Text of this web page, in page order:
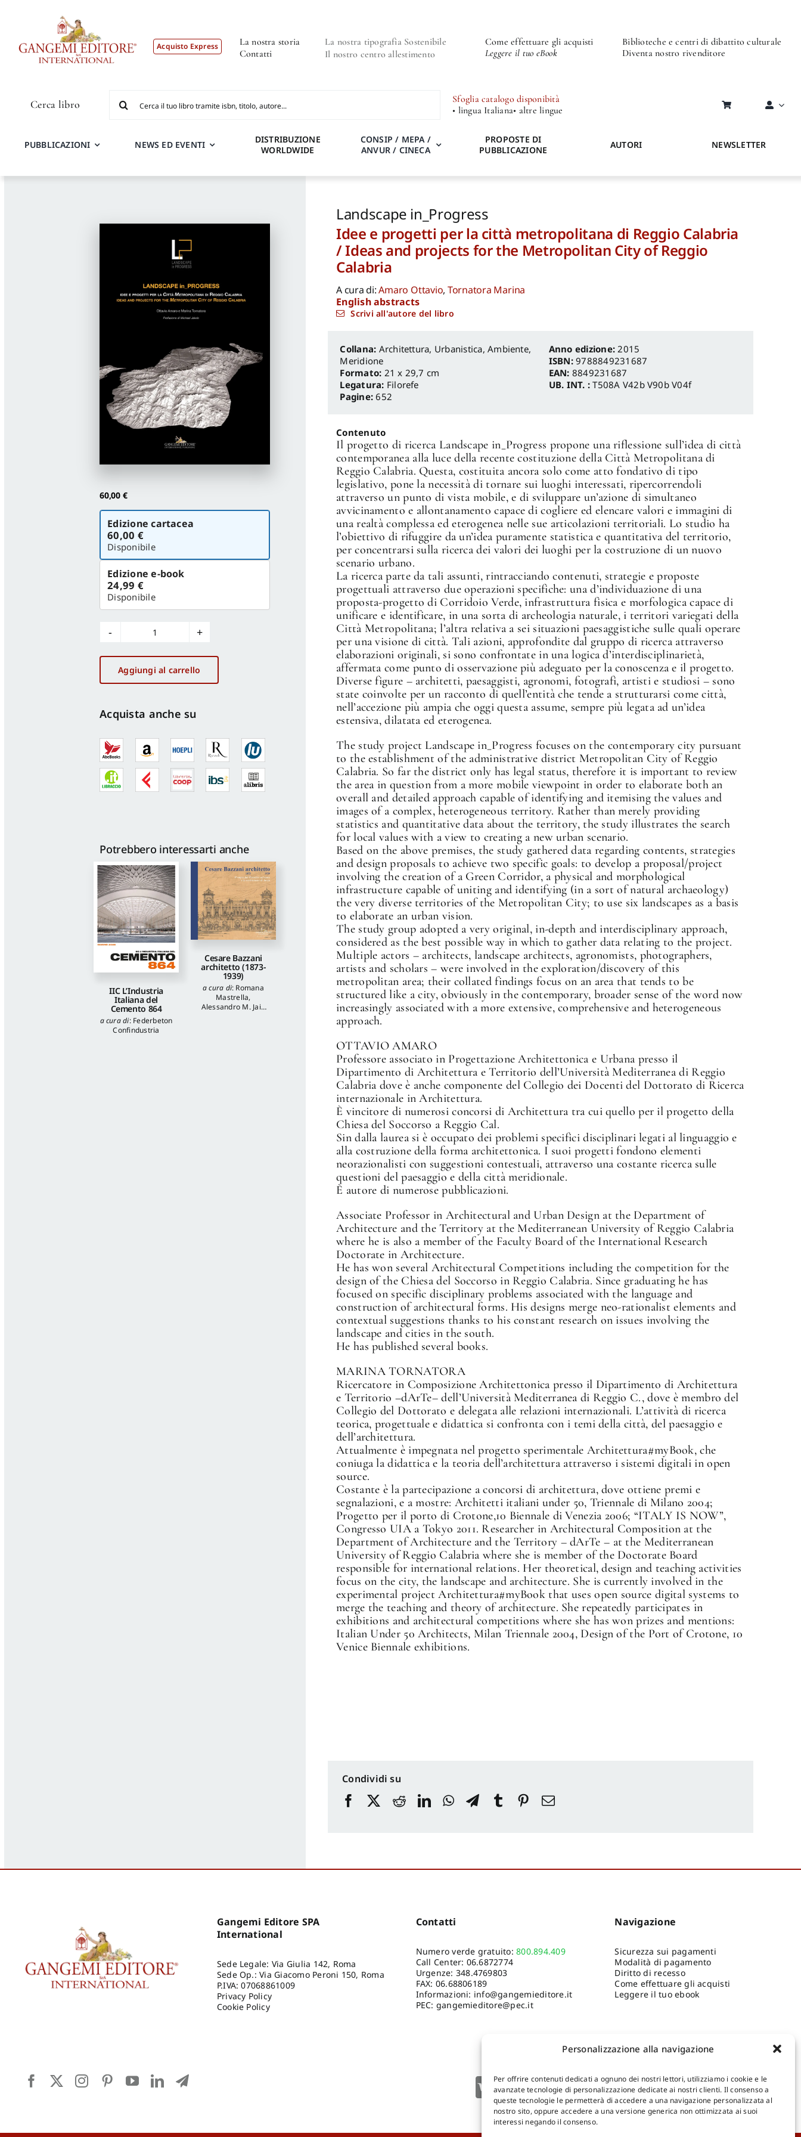
Personalizzazione alla navigazione
Per offrire contenuti dedicati a ognuno dei nostri lettori, utilizziamo i cookie e le
avanzate tecnologie di personalizzazione dedicate ai nostri clienti. Il consenso a
queste tecnologie le permetterà di accedere a una navigazione personalizzata al
nostro sito, oppure accedere a una versione generica non ottimizzata ai suoi
interessi negando il consenso.
Acquisto Express
La nostra storia
Contatti
La nostra tipografia Sostenibile
Il nostro centro allestimento
Come effettuare gli acquisti
Leggere il tuo eBook
Biblioteche e centri di dibattito culturale
Diventa nostro rivenditore
Cerca libro
per:
Sfoglia catalogo disponibità
• lingua Italiana• altre lingue
PUBBLICAZIONI NEWS ED EVENTI
DISTRIBUZIONE
WORLDWIDE
CONSIP / MEPA /
ANVUR / CINECA
PROPOSTE DI
PUBBLICAZIONE
AUTORI NEWSLETTER
60,00 €
Scegli
versione
Edizione cartacea
60,00 €
Disponibile
Edizione e-book
24,99 €
Disponibile
Landscape
in_Progress
quantità
Aggiungi al carrello
Acquista anche su
Potrebbero interessarti anche
IIC L’Industria
Italiana del
Cemento 864
a cura di: Federbeton
Confindustria
Cesare Bazzani
architetto (1873-
1939)
a cura di: Romana
Mastrella,
Alessandro M. Jaia
Landscape in_Progress
Idee e progetti per la città metropolitana di Reggio Calabria
/ Ideas and projects for the Metropolitan City of Reggio
Calabria
A cura di:Amaro Ottavio, Tornatora Marina
English abstracts
Scrivi all'autore del libro
Architettura, Urbanistica, Ambiente,
Meridione
Formato: 21 x 29,7 cm
Legatura: Filorefe
Pagine:652
Anno edizione: 2015
ISBN:9788849231687
EAN: 8849231687
UB. INT. :T508A V42b V90b V04f
Contenuto
Il progetto di ricerca Landscape in_Progress propone una riflessione sull’idea di città
contemporanea alla luce della recente costituzione della Città Metropolitana di
Reggio Calabria. Questa, costituita ancora solo come atto fondativo di tipo
legislativo, pone la necessità di tornare sui luoghi interessati, ripercorrendoli
attraverso un punto di vista mobile, e di sviluppare un’azione di simultaneo
avvicinamento e allontanamento capace di cogliere ed elencare valori e immagini di
una realtà complessa ed eterogenea nelle sue articolazioni territoriali. Lo studio ha
l’obiettivo di rifuggire da un’idea puramente statistica e quantitativa del territorio,
per concentrarsi sulla ricerca dei valori dei luoghi per la costruzione di un nuovo
scenario urbano.
La ricerca parte da tali assunti, rintracciando contenuti, strategie e proposte
progettuali attraverso due operazioni specifiche: una d’individuazione di una
proposta-progetto di Corridoio Verde, infrastruttura fisica e morfologica capace di
unificare e identificare, in una sorta di archeologia naturale, i territori variegati della
Città Metropolitana; l’altra relativa a sei situazioni paesaggistiche sulle quali operare
per una visione di città. Tali azioni, approfondite dal gruppo di ricerca attraverso
elaborazioni originali, si sono confrontate in una logica d’interdisciplinarietà,
affermata come punto di osservazione più adeguato per la conoscenza e il progetto.
Diverse figure – architetti, paesaggisti, agronomi, fotografi, artisti e studiosi – sono
state coinvolte per un racconto di quell’entità che tende a strutturarsi come città,
nell’accezione più ampia che oggi questa assume, sempre più legata ad un’idea
estensiva, dilatata ed eterogenea.
The study project Landscape in_Progress focuses on the contemporary city pursuant
to the establishment of the administrative district Metropolitan City of Reggio
Calabria. So far the district only has legal status, therefore it is important to review
the area in question from a more mobile viewpoint in order to elaborate both an
overall and detailed approach capable of identifying and itemising the values and
images of a complex, heterogeneous territory. Rather than merely providing
statistics and quantitative data about the territory, the study illustrates the search
for local values with a view to creating a new urban scenario.
Based on the above premises, the study gathered data regarding contents, strategies
and design proposals to achieve two specific goals: to develop a proposal/project
involving the creation of a Green Corridor, a physical and morphological
infrastructure capable of uniting and identifying (in a sort of natural archaeology)
the very diverse territories of the Metropolitan City; to use six landscapes as a basis
to elaborate an urban vision.
The study group adopted a very original, in-depth and interdisciplinary approach,
considered as the best possible way in which to gather data relating to the project.
Multiple actors – architects, landscape architects, agronomists, photographers,
artists and scholars – were involved in the exploration/discovery of this
metropolitan area; their collated findings focus on an area that tends to be
structured like a city, obviously in the contemporary, broader sense of the word now
increasingly associated with a more extensive, comprehensive and heterogeneous
approach.
OTTAVIO AMARO
Professore associato in Progettazione Architettonica e Urbana presso il
Dipartimento di Architettura e Territorio dell’Università Mediterranea di Reggio
Calabria dove è anche componente del Collegio dei Docenti del Dottorato di Ricerca
internazionale in Architettura.
È vincitore di numerosi concorsi di Architettura tra cui quello per il progetto della
Chiesa del Soccorso a Reggio Cal.
Sin dalla laurea si è occupato dei problemi specifici disciplinari legati al linguaggio e
alla costruzione della forma architettonica. I suoi progetti fondono elementi
neorazionalisti con suggestioni contestuali, attraverso una costante ricerca sulle
questioni del paesaggio e della città meridionale.
È autore di numerose pubblicazioni.
Associate Professor in Architectural and Urban Design at the Department of
Architecture and the Territory at the Mediterranean University of Reggio Calabria
where he is also a member of the Faculty Board of the International Research
Doctorate in Architecture.
He has won several Architectural Competitions including the competition for the
design of the Chiesa del Soccorso in Reggio Calabria. Since graduating he has
focused on specific disciplinary problems associated with the language and
construction of architectural forms. His designs merge neo-rationalist elements and
contextual suggestions thanks to his constant research on issues involving the
landscape and cities in the south.
He has published several books.
MARINA TORNATORA
Ricercatore in Composizione Architettonica presso il Dipartimento di Architettura
e Territorio –dArTe– dell’Università Mediterranea di Reggio C., dove è membro del
Collegio del Dottorato e delegata alle relazioni internazionali. L’attività di ricerca
teorica, progettuale e didattica si confronta con i temi della città, del paesaggio e
dell’architettura.
Attualmente è impegnata nel progetto sperimentale Architettura#myBook, che
coniuga la didattica e la teoria dell’architettura attraverso i sistemi digitali in open
source.
Costante è la partecipazione a concorsi di architettura, dove ottiene premi e
segnalazioni, e a mostre: Architetti italiani under 50, Triennale di Milano 2004;
Progetto per il porto di Crotone,10 Biennale di Venezia 2006; “ITALY IS NOW”,
Congresso UIA a Tokyo 2011. Researcher in Architectural Composition at the
Department of Architecture and the Territory – dArTe – at the Mediterranean
University of Reggio Calabria where she is member of the Doctorate Board
responsible for international relations. Her theoretical, design and teaching activities
focus on the city, the landscape and architecture. She is currently involved in the
experimental project Architettura#myBook that uses open source digital systems to
merge the teaching and theory of architecture. She repeatedly participates in
exhibitions and architectural competitions where she has won prizes and mentions:
Italian Under 50 Architects, Milan Triennale 2004, Design of the Port of Crotone, 10
Venice Biennale exhibitions.
Condividi su
Gangemi Editore SPA
International
Sede Legale: Via Giulia 142, Roma
Sede Op.: Via Giacomo Peroni 150, Roma
P.IVA: 07068861009
Privacy Policy
Cookie Policy
Contatti
Numero verde gratuito:800.894.409
Call Center: 06.6872774
Urgenze: 348.4769803
FAX: 06.68806189
Informazioni: info@gangemieditore.it
PEC: gangemieditore@pec.it
Navigazione
Sicurezza sui pagamenti
Modalità di pagamento
Diritto di recesso
Come effettuare gli acquisti
Leggere il tuo ebook
Shop Gangemi Editore-Pagamenti Sicuri e anche Rateali